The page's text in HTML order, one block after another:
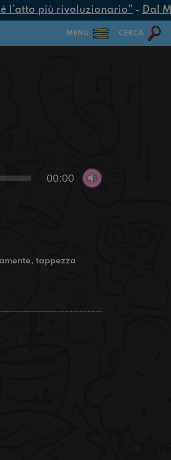
l’atto più rivoluzionario”- Dal
MENU CERCA
00:00
tappezza